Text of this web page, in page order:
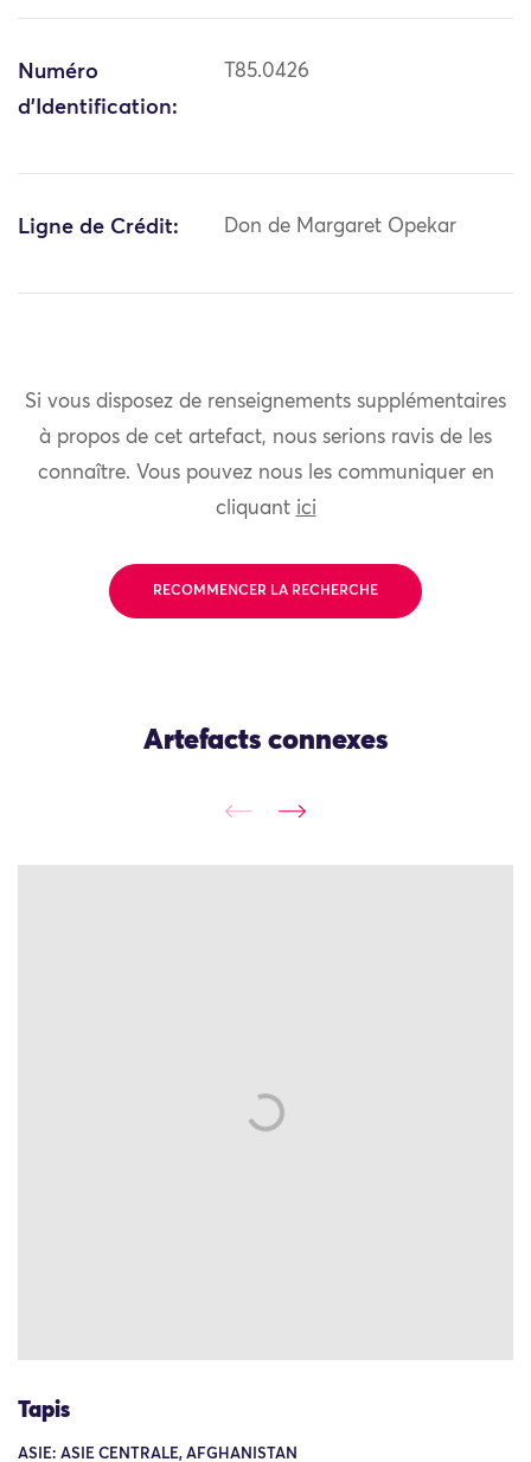
Numéro
d'Identification:
T85.0426
Ligne de Crédit: Don de Margaret Opekar
Si vous disposez de renseignements supplémentaires
à propos de cet artefact, nous serions ravis de les
connaître. Vous pouvez nous les communiquer en
cliquant ici
RECOMMENCER LA RECHERCHE
Artefacts connexes
Tapis
ASIE: ASIE CENTRALE, AFGHANISTAN